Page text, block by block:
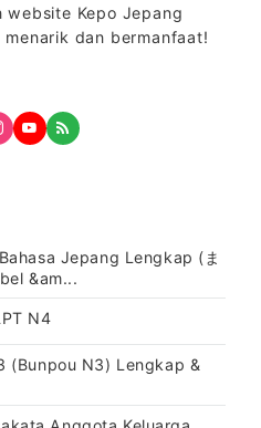
website Kepo Jepang
dan bermanfaat!
Jepang Lengkap (ま
&am...
N4
(Bunpou N3) Lengkap &